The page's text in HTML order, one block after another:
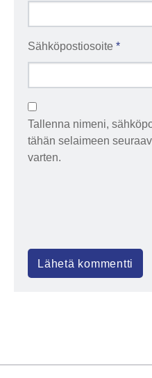
Sähköpostiosoite *
Tallenna nimeni,
tähän selaimeen
varten.